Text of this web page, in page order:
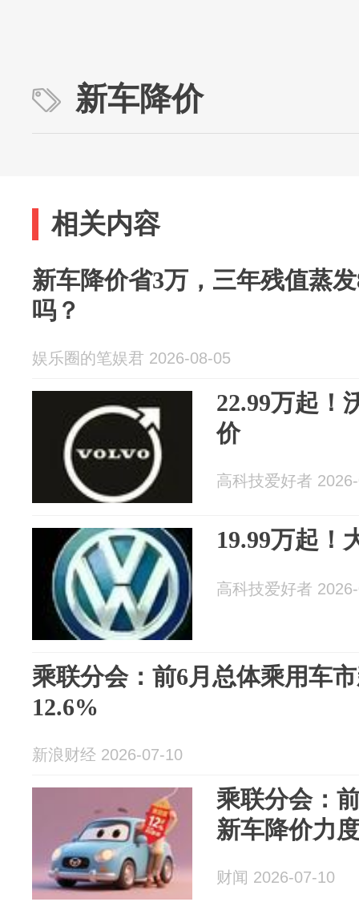
新车降价
相关内容
新车降价省3万，三年残值蒸
吗？
娱乐圈的笔娱君 2026-08-05
22.99万起！
价
高科技爱好者
19.99万起！
高科技爱好者
乘联分会：前6月总体乘用车
12.6%
新浪财经 2026-07-10
乘联分会：
新车降价力
财闻 2026-07-10